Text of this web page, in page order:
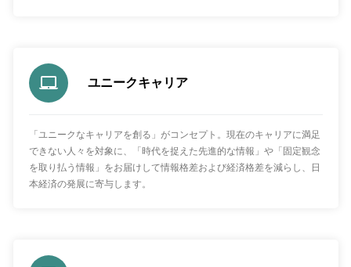
ユニークキャリア
「ユニークなキャリアを創る」がコンセプト。現在のキャリアに満足
できない人々を対象に、「時代を捉えた先進的な情報」や「固定観念
を取り払う情報」をお届けして情報格差および経済格差を減らし、日
本経済の発展に寄与します。